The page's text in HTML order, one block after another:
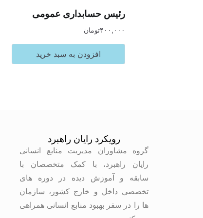
رئیس حسابداری عمومی
۴۰۰,۰۰۰تومان
افزودن به سبد خرید
رویکرد رایان راهبرد
گروه مشاوران مدیریت منابع انسانی
رایان راهبرد، با کمک متخصصان با
سابقه و آموزش دیده در دوره های
تخصصی داخل و خارج کشور، سازمان
ها را در سفر بهبود منابع انسانی همراهی